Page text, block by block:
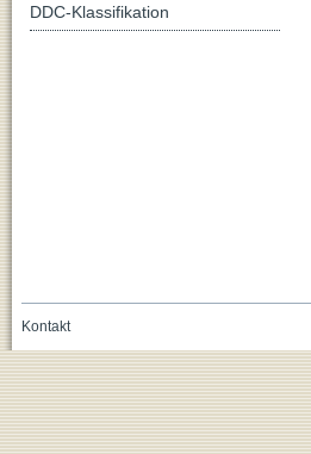
DDC-Klassifikation
Kontakt